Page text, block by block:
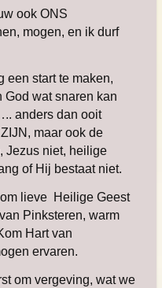
ook ONS
mogen, en ik durf
een start te maken,
wat snaren kan
anders dan ooit
maar ook de
Jezus niet, heilige
of Hij bestaat niet.
lieve Heilige Geest
Pinksteren, warm
Hart van
ervaren.
om vergeving, wat we